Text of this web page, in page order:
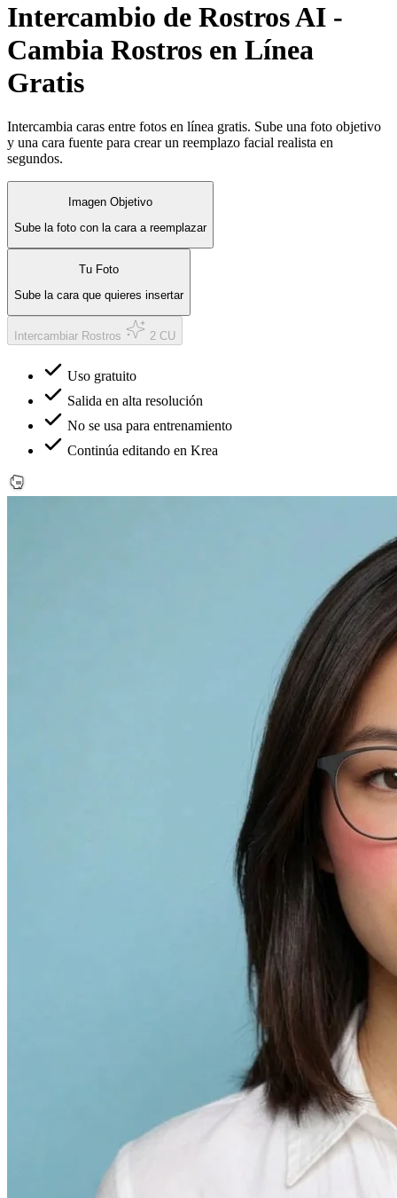
Intercambio de Rostros AI -
Cambia Rostros en Línea
Gratis
Intercambia caras entre fotos en línea gratis. Sube una foto objetivo
y una cara fuente para crear un reemplazo facial realista en
segundos.
Imagen Objetivo
Sube la foto con la cara a reemplazar
Tu Foto
Sube la cara que quieres insertar
Intercambiar Rostros 2 CU
Uso gratuito
Salida en alta resolución
No se usa para entrenamiento
Continúa editando en Krea